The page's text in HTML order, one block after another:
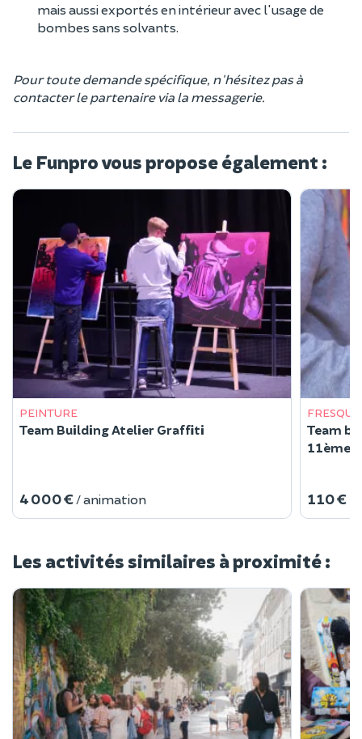
mais aussi exportés en intérieur avec l'usage de
bombes sans solvants.
Pour toute demande spécifique, n'hésitez pas à
contacter le partenaire via la messagerie.
Le Funpro vous propose également :
PEINTURE
Team Building Atelier Graffiti
4 000 € / animation
FRESQUE
Team
11ème
110 €
Les activités similaires à proximité :